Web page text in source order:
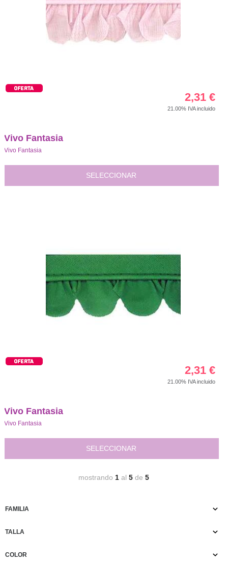
2,31 €
21.00% IVA incluido
Vivo Fantasia
Vivo Fantasia
SELECCIONAR
2,31 €
21.00% IVA incluido
Vivo Fantasia
Vivo Fantasia
SELECCIONAR
mostrando1 al5 de 5
FAMILIA
TALLA
COLOR